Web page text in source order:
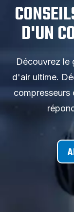
D'UN
Découvrez le
d'air ultime.
compresseurs